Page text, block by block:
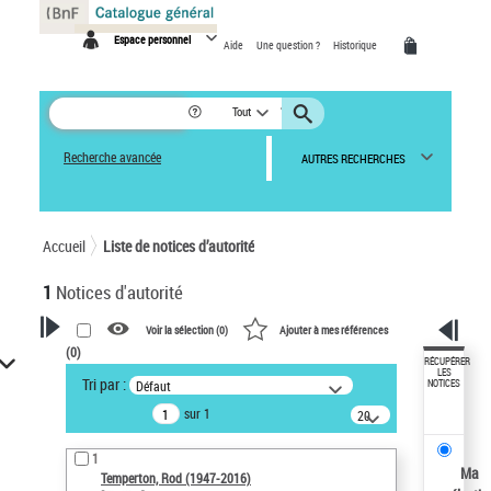
Espace personnel Aide Une question ? Historique
Tout
Recherche avancée AUTRES RECHERCHES
Accueil Liste de notices d’autorité
1 Notices d'autorité
VOTRE RECHERCHE
Recherche avancée dans les
notices d’autorité
Œuvres liées à l'auteur :
Temperton, Rod (1947-2016)
Voir la sélection (0) Ajouter à mes références
(0)
Tri par : Défaut
sur 1
20
résultats/page
1
Temperton, Rod (1947-2016)
RÉCUPÉRER
LES
NOTICES
Ma
Panneau de gestion des cookies